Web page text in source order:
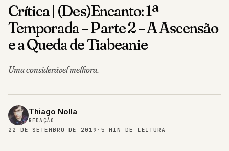
Crítica | (Des)Encanto: 1ª
Temporada – Parte 2 – A Ascensão
e a Queda de Tiabeanie
Uma considerável melhora.
Thiago Nolla
REDAÇÃO
22 DE SETEMBRO DE 2019 · 5 MIN DE LEITURA